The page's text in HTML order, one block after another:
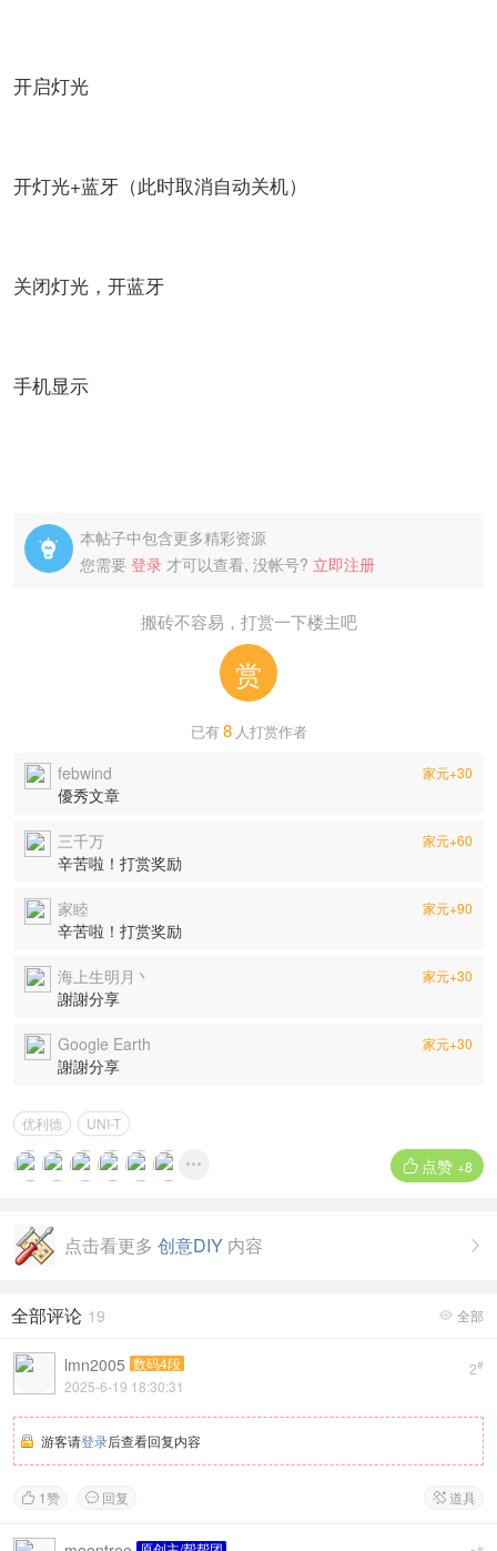
开启灯光
开灯光+蓝牙（此时取消自动关机）
关闭灯光，开蓝牙
手机显示

本帖子中包含更多精彩资源
您需要 登录 才可以查看, 没帐号? 立即注册
搬砖不容易，打赏一下楼主吧
赏
已有8 人打赏作者
家元+30
febwind
優秀文章
家元+60
三千万
辛苦啦！打赏奖励
家元+90
家睦
辛苦啦！打赏奖励
家元+30
海上生明月丶
謝謝分享
家元+30
Google Earth
謝謝分享
优利德 UNI-T
 点赞 +8


点击看更多 创意DIY 内容
 全部
全部评论 19
2#
lmn2005 数码4段
2025-6-19 18:30:31
游客请登录后查看回复内容
 1赞  回复  道具